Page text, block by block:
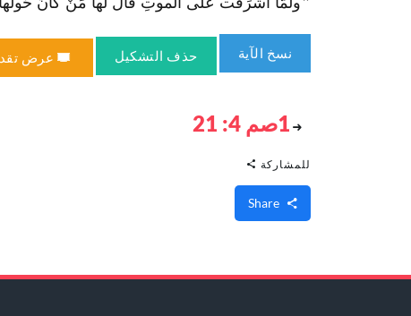
نسخ الآية حذف التشكيل عرض
1صم 4: 21
للمشاركة